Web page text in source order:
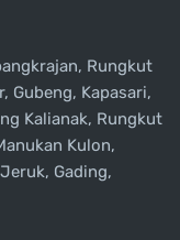
Rungkut
Gubeng, Kapasari,
Kalianak, Rungkut
Kulon,
Gading,